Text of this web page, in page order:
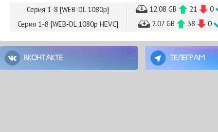
Серия 1-8 [WEB-DL 1080p] 12.08 GB 21
0
Серия 1-8 [WEB-DL 1080p HEVC]
2.07 GB 38 0